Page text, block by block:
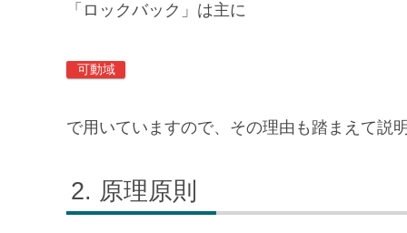
「ロックバック」は主に
可動域
で用いていますので、その理由も踏まえて説
原理原則